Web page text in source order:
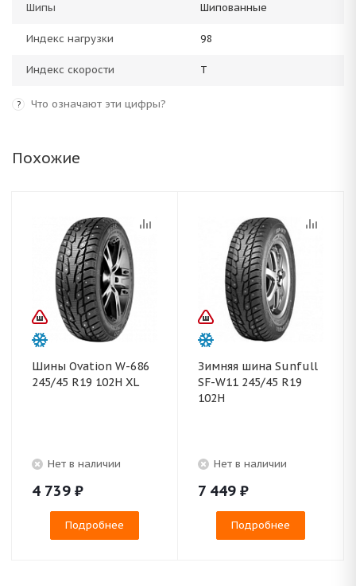
Шипы Шипованные
Индекс нагрузки 98
Индекс скорости T
? Что означают эти цифры?
Похожие
Шины Ovation W-686
245/45 R19 102H XL
Нет в наличии
4 739 ₽
Подробнее
Зимняя шина Sunfull
SF-W11 245/45 R19
102H
Нет в наличии
7 449 ₽
Подробнее